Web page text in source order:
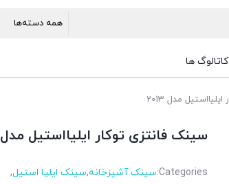
کاتالوگ ها
مدل 2013
سینک فانتزی توکار ایلیااستیل مدل 2013
Categories: سینک آشپزخانه,سینک ایلیا استیل,